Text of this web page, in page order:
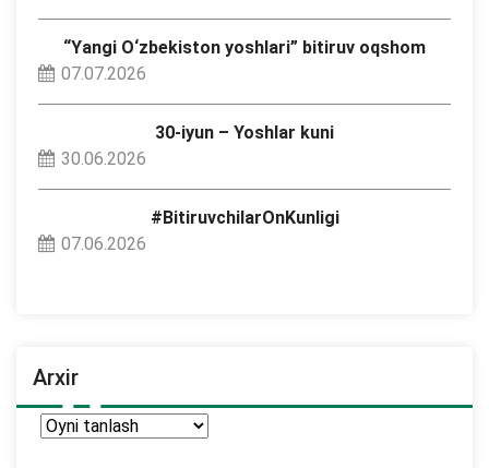
“Yangi O‘zbekiston yoshlari” bitiruv oqshom
07.07.2026
30-iyun – Yoshlar kuni
30.06.2026
#BitiruvchilarOnKunligi
07.06.2026
Arxir
Arxir